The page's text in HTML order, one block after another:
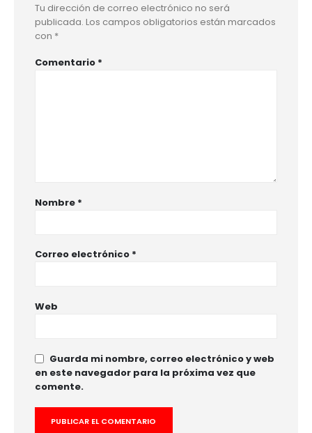
Tu dirección de correo electrónico no será
publicada. Los campos obligatorios están marcados
con *
Comentario *
Nombre *
Correo electrónico *
Web
Guarda mi nombre, correo electrónico y web
en este navegador para la próxima vez que
comente.